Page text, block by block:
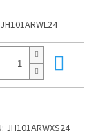
JH101ARWL24
JH101ARWXS24